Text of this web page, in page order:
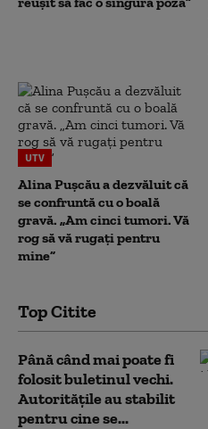
UTV
Alina Pușcău a dezvăluit că
se confruntă cu o boală
gravă. „Am cinci tumori. Vă
rog să vă rugați pentru
mine”
Top Citite
Până când mai poate fi
folosit buletinul vechi.
Autoritățile au stabilit
pentru cine se...